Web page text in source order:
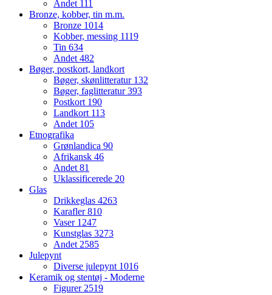
Andet 111
Bronze, kobber, tin m.m.
Bronze 1014
Kobber, messing 1119
Tin 634
Andet 482
Bøger, postkort, landkort
Bøger, skønlitteratur 132
Bøger, faglitteratur393
Postkort 190
Landkort 113
Andet 105
Etnografika
Grønlandica 90
Afrikansk 46
Andet 81
Uklassificerede 20
Glas
Drikkeglas 4263
Karafler810
Vaser 1247
Kunstglas 3273
Andet 2585
Julepynt
Diverse julepynt 1016
Keramik og stentøj - Moderne
Figurer 2519